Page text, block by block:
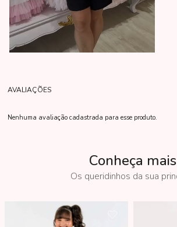
Nenhuma avaliação cadastrada para esse produto.
Conheça mais